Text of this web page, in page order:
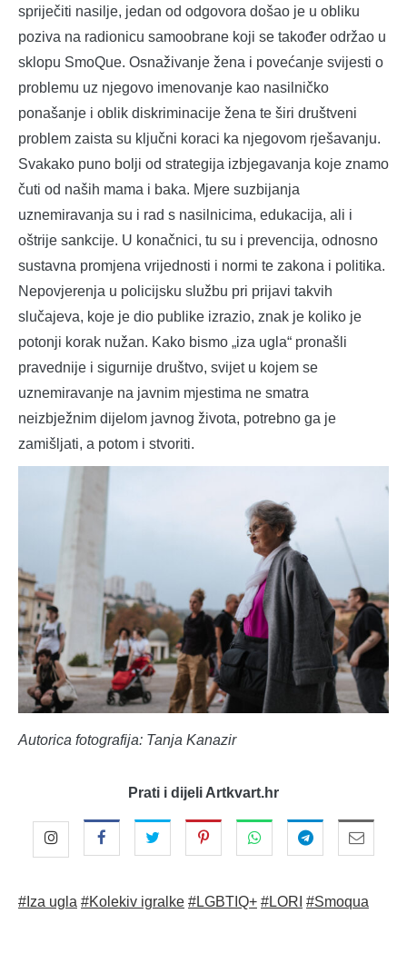
spriječiti nasilje, jedan od odgovora došao je u obliku
poziva na radionicu samoobrane koji se također održao u
sklopu SmoQue. Osnaživanje žena i povećanje svijesti o
problemu uz njegovo imenovanje kao nasilničko
ponašanje i oblik diskriminacije žena te širi društveni
problem zaista su ključni koraci ka njegovom rješavanju.
Svakako puno bolji od strategija izbjegavanja koje znamo
čuti od naših mama i baka. Mjere suzbijanja
uznemiravanja su i rad s nasilnicima, edukacija, ali i
oštrije sankcije. U konačnici, tu su i prevencija, odnosno
sustavna promjena vrijednosti i normi te zakona i politika.
Nepovjerenja u policijsku službu pri prijavi takvih
slučajeva, koje je dio publike izrazio, znak je koliko je
potonji korak nužan. Kako bismo „iza ugla“ pronašli
pravednije i sigurnije društvo, svijet u kojem se
uznemiravanje na javnim mjestima ne smatra
neizbježnim dijelom javnog života, potrebno ga je
zamišljati, a potom i stvoriti.
Autorica fotografija: Tanja Kanazir
Prati i dijeli Artkvart.hr
#Iza ugla #Kolekiv igralke #LGBTIQ+ #LORI #Smoqua